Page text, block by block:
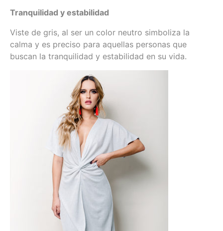
Tranquilidad y estabilidad
Viste de gris, al ser un color neutro simboliza la
calma y es preciso para aquellas personas que
buscan la tranquilidad y estabilidad en su vida.